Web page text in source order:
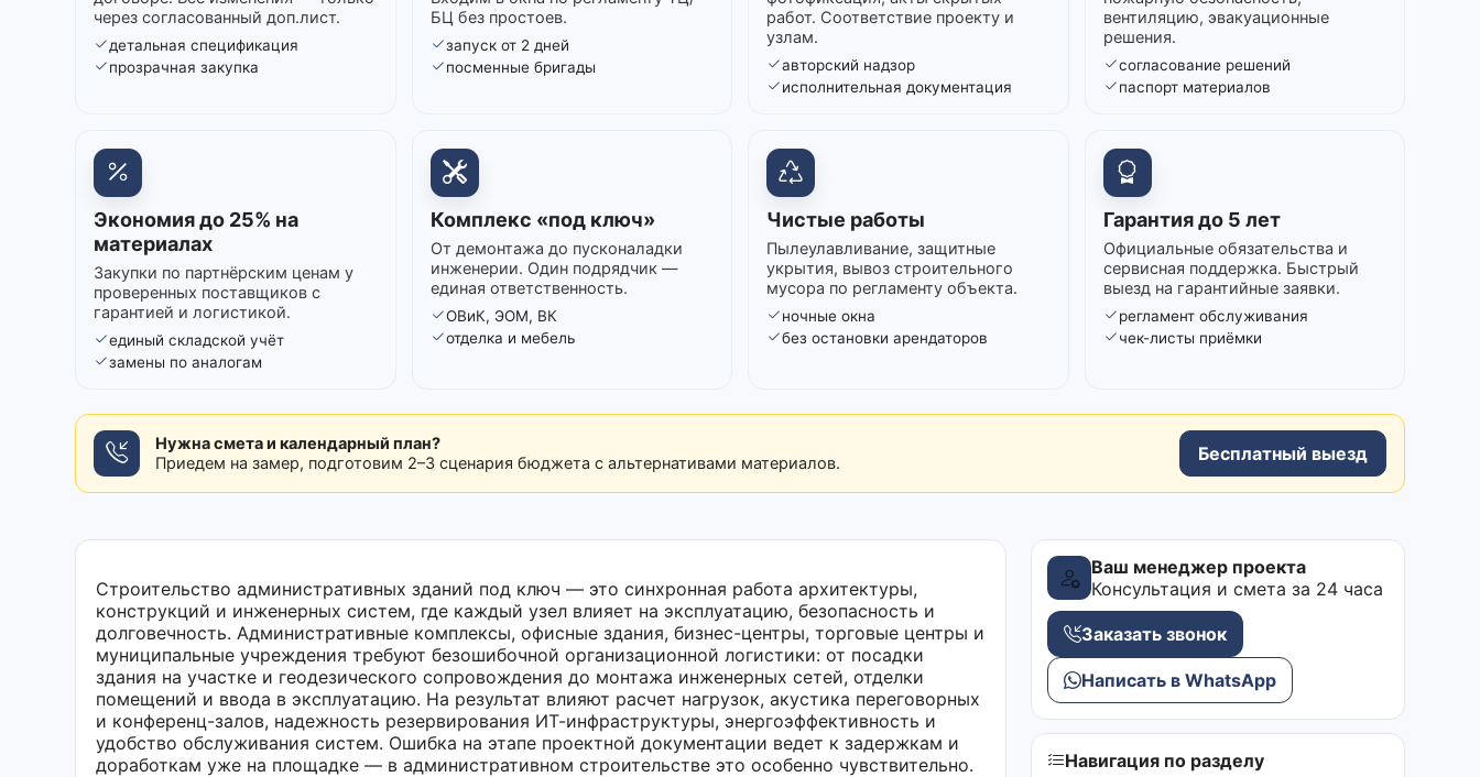
через согласованный доп.лист.
детальная спецификация
прозрачная закупка
БЦ без простоев.
запуск от 2 дней
посменные бригады
работ. Соответствие проекту и
узлам.
авторский надзор
исполнительная документация
вентиляцию, эвакуационные
решения.
согласование решений
паспорт материалов
Экономия до 25% на
материалах
Закупки по партнёрским ценам у
проверенных поставщиков с
гарантией и логистикой.
единый складской учёт
замены по аналогам
Комплекс «под ключ»
От демонтажа до пусконаладки
инженерии. Один подрядчик —
единая ответственность.
ОВиК, ЭОМ, ВК
отделка и мебель
Чистые работы
Пылеулавливание, защитные
укрытия, вывоз строительного
мусора по регламенту объекта.
ночные окна
без остановки арендаторов
Гарантия до 5 лет
Официальные обязательства и
сервисная поддержка. Быстрый
выезд на гарантийные заявки.
регламент обслуживания
чек-листы приёмки
Нужна смета и календарный план?
Приедем на замер, подготовим 2–3 сценария бюджета с альтернативами материалов.
Бесплатный выезд
Строительство административных зданий под ключ — это синхронная работа архитектуры,
конструкций и инженерных систем, где каждый узел влияет на эксплуатацию, безопасность и
долговечность. Административные комплексы, офисные здания, бизнес-центры, торговые центры и
муниципальные учреждения требуют безошибочной организационной логистики: от посадки
здания на участке и геодезического сопровождения до монтажа инженерных сетей, отделки
помещений и ввода в эксплуатацию. На результат влияют расчет нагрузок, акустика переговорных
и конференц-залов, надежность резервирования ИТ-инфраструктуры, энергоэффективность и
удобство обслуживания систем. Ошибка на этапе проектной документации ведет к задержкам и
доработкам уже на площадке — в административном строительстве это особенно чувствительно.
Ваш менеджер проекта
Консультация и смета за 24 часа
Заказать звонок
Написать в WhatsApp
Навигация по разделу